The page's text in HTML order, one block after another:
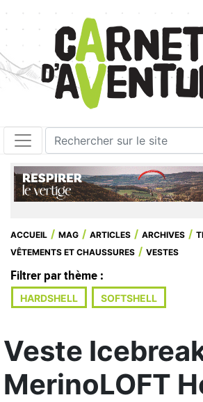
ACCUEIL MAG ARTICLES ARCHIVES
VÊTEMENTS ET CHAUSSURES
VESTES
Filtrer par thème :
HARDSHELL SOFTSHELL
Veste
MerinoLOFT